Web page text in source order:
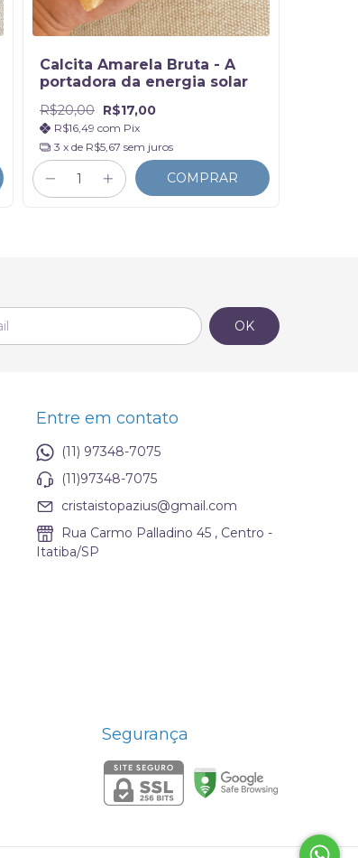
Calcita Amarela Bruta - A
portadora da energia solar
R$20,00 R$17,00
R$16,49 com Pix
3 x de R$5,67 sem juros
COMPRAR
Entre em contato
(11) 97348-7075
(11)97348-7075
cristaistopazius@gmail.com
Rua Carmo Palladino 45 , Centro -
Itatiba/SP
Segurança